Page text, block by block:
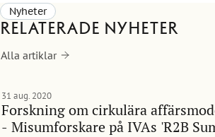
Nyheter
Relaterade nyheter
Alla artiklar
Forskning om cirkulära
- Misumforskare på IVAs 'R2B
31 aug. 2020